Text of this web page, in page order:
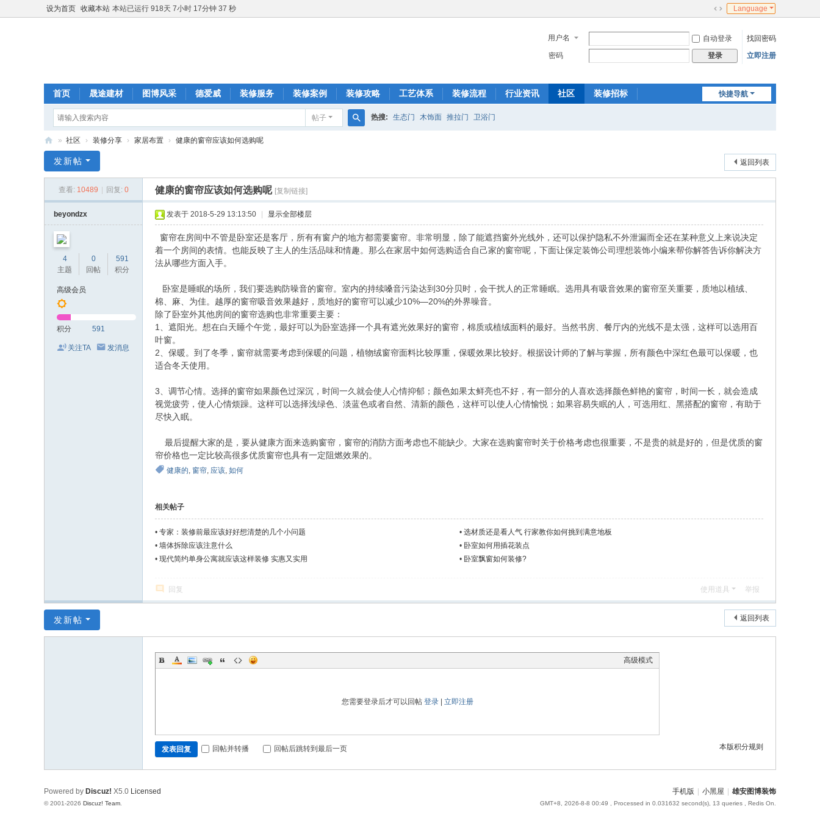
设为首页 收藏本站 本站已运行 918天 7小时 17分钟 37 秒
切
到
宽
版
Language
用户名 自动登录
找回密码
密码
登录 立即注册
快捷导航
首页 晟途建材 图博风采 德爱威 装修服务 装修案例 装修攻略 工艺体系 装修流程 行业资讯 社区 装修招标
帖子 热搜: 生态门 木饰面 推拉门 卫浴门
安
» 社区 › 装修分享 › 家居布置 › 健康的窗帘应该如何选购呢
返回列表
发新帖
查看: 10489 回复: 0 健康的窗帘应该如何选购呢 [复制链接]
beyondzx
4
主题
0
回帖
591
积分
高级会员
积分 591
关注TA 发消息
发表于 2018-5-29 13:13:50 显示全部楼层
窗帘在房间中不管是卧室还是客厅，所有有窗户的地方都需要窗帘。非常明显，除了能遮挡窗外光线外，还可以保护隐私不外泄漏而全还在某种意义上来说决定
着一个房间的表情。也能反映了主人的生活品味和情趣。那么在家居中如何选购适合自己家的窗帘呢，下面让保定装饰公司理想装饰小编来帮你解答告诉你解决方
法从哪些方面入手。
卧室是睡眠的场所，我们要选购防噪音的窗帘。室内的持续嗓音污染达到30分贝时，会干扰人的正常睡眠。选用具有吸音效果的窗帘至关重要，质地以植绒、
棉、麻、为佳。越厚的窗帘吸音效果越好，质地好的窗帘可以减少10%—20%的外界噪音。
除了卧室外其他房间的窗帘选购也非常重要主要：
1、遮阳光。想在白天睡个午觉，最好可以为卧室选择一个具有遮光效果好的窗帘，棉质或植绒面料的最好。当然书房、餐厅内的光线不是太强，这样可以选用百
叶窗。
2、保暖。到了冬季，窗帘就需要考虑到保暖的问题，植物绒窗帘面料比较厚重，保暖效果比较好。根据设计师的了解与掌握，所有颜色中深红色最可以保暖，也
适合冬天使用。
3、调节心情。选择的窗帘如果颜色过深沉，时间一久就会使人心情抑郁；颜色如果太鲜亮也不好，有一部分的人喜欢选择颜色鲜艳的窗帘，时间一长，就会造成
视觉疲劳，使人心情烦躁。这样可以选择浅绿色、淡蓝色或者自然、清新的颜色，这样可以使人心情愉悦；如果容易失眠的人，可选用红、黑搭配的窗帘，有助于
尽快入眠。
最后提醒大家的是，要从健康方面来选购窗帘，窗帘的消防方面考虑也不能缺少。大家在选购窗帘时关于价格考虑也很重要，不是贵的就是好的，但是优质的窗
帘价格也一定比较高很多优质窗帘也具有一定阻燃效果的。
健康的, 窗帘, 应该, 如何
相关帖子
• 专家：装修前最应该好好想清楚的几个小问题 • 选材质还是看人气 行家教你如何挑到满意地板
• 墙体拆除应该注意什么 • 卧室如何用插花装点
• 现代简约单身公寓就应该这样装修 实惠又实用 • 卧室飘窗如何装修?
回复 使用道具 举报
返回列表
发新帖
高级模式
您需要登录后才可以回帖 登录| 立即注册
本版积分规则
发表回复 回帖并转播 回帖后跳转到最后一页
手机版 小黑屋 雄安图博装饰
GMT+8, 2026-8-8 00:49 , Processed in 0.031632 second(s), 13 queries , Redis On.
Powered by Discuz! X5.0 Licensed
© 2001-2026 Discuz! Team